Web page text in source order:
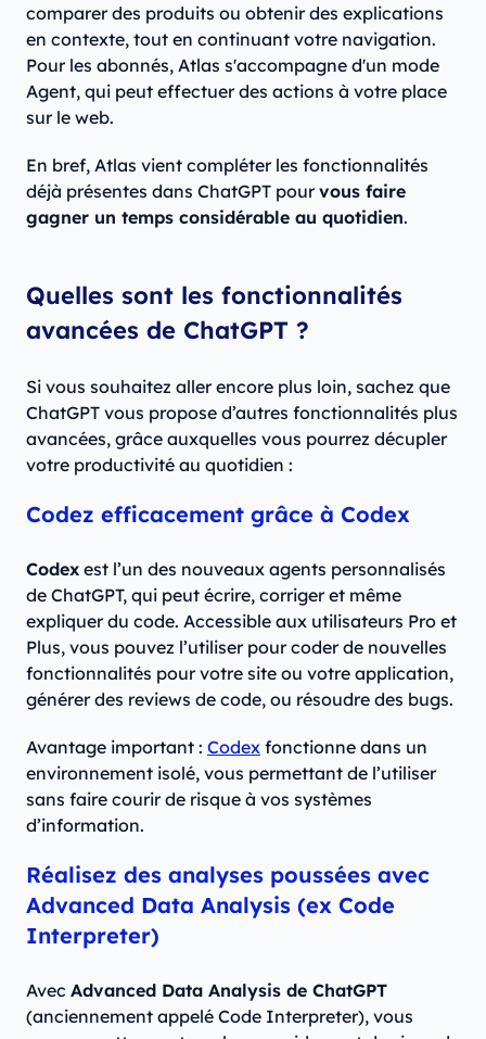
comparer des produits ou obtenir des explications
en contexte, tout en continuant votre navigation.
Pour les abonnés, Atlas s'accompagne d'un mode
Agent, qui peut effectuer des actions à votre place
sur le web.
En bref, Atlas vient compléter les fonctionnalités
déjà présentes dans ChatGPT pourvous faire
gagner un temps considérable au quotidien.
Quelles sont les fonctionnalités
avancées de ChatGPT ?
Si vous souhaitez aller encore plus loin, sachez que
ChatGPT vous propose d’autres fonctionnalités plus
avancées, grâce auxquelles vous pourrez décupler
votre productivité au quotidien :
Codez efficacement grâce à Codex
Codex est l’un des nouveaux agents personnalisés
de ChatGPT, qui peut écrire, corriger et même
expliquer du code. Accessible aux utilisateurs Pro et
Plus, vous pouvez l’utiliser pour coder de nouvelles
fonctionnalités pour votre site ou votre application,
générer des reviews de code, ou résoudre des bugs.
Avantage important : Codex fonctionne dans un
environnement isolé, vous permettant de l’utiliser
sans faire courir de risque à vos systèmes
d’information.
Réalisez des analyses poussées avec
Advanced Data Analysis (ex Code
Interpreter)
Avec Advanced Data Analysis de ChatGPT
(anciennement appelé Code Interpreter), vous